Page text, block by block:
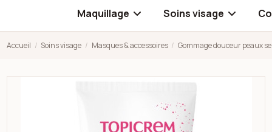
Maquillage Soins visage
Accueil Soins visage Masques & accessoires Gommage douceur peaux